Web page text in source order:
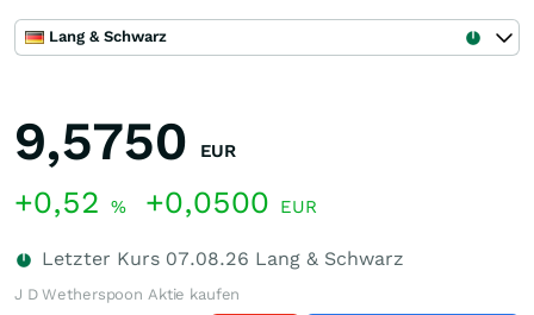
Lang & Schwarz
9,5750 EUR
+0,52 % +0,0500 EUR
Letzter Kurs 07.08.26 Lang & Schwarz
J D Wetherspoon Aktie kaufen